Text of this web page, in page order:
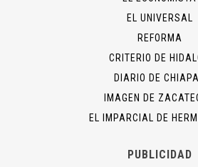
EL UNIVERSAL
REFORMA
CRITERIO DE
DIARIO DE
IMAGEN DE
EL IMPARCIAL DE
PUBLICIDAD